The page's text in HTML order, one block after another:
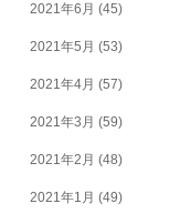
2021年6月 (45)
2021年5月 (53)
2021年4月 (57)
2021年3月 (59)
2021年2月 (48)
2021年1月 (49)